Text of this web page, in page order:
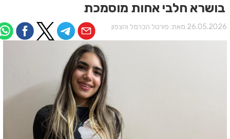
בושרא חלבי אחות מוסמכת
מאת: פורטל הכרמל והצפון